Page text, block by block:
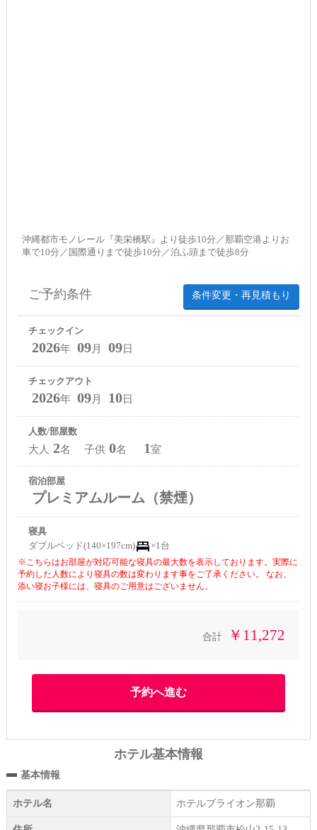
沖縄都市モノレール『美栄橋駅』より徒歩10分／那覇空港よりお
車で10分／国際通りまで徒歩10分／泊ふ頭まで徒歩8分
条件変更・再見積もり
ご予約条件
チェックイン
2026年 09月 09日
チェックアウト
2026年 09月 10日
人数/部屋数
大人 2名 子供 0名 1室
宿泊部屋
プレミアムルーム（禁煙）
寝具
ダブルベッド(140×197cm)
×1台
※こちらはお部屋が対応可能な寝具の最大数を表示しております。実際に
予約した人数により寝具の数は変わります事をご了承ください。 なお、
添い寝お子様には、寝具のご用意はございません。
合計 ￥11,272
ホテル基本情報
基本情報
ホテル名 ホテルブライオン那覇